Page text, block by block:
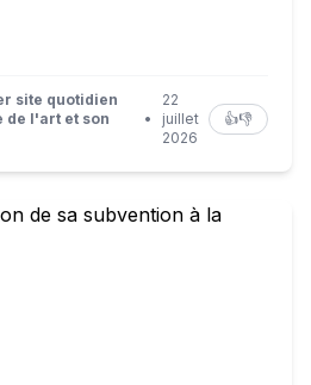
site quotidien
de l'art et son
•
22
juillet
2026
👍👎
de sa subvention à la Biennale